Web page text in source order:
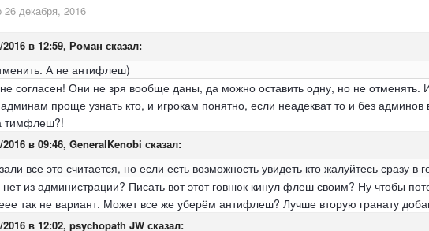
26 декабря, 2016
в 12:59, Роман сказал:
А не антифлеш)
согласен! Они не зря вообще даны, да можно оставить одну, но не отменять.
проще узнать кто, и игрокам понятно, если неадекват то и без
тимфлеш?!
в 09:46, GeneralKenobi сказал:
все это считается, но если есть возможность увидеть кто жалуйтесь сразу в
из администрации? Писать вот этот говнюк кинул флеш своим? Ну чтобы
так не вариант. Может все же уберём антифлеш? Лучше вторую гранату
в 12:02, psychopath JW сказал: